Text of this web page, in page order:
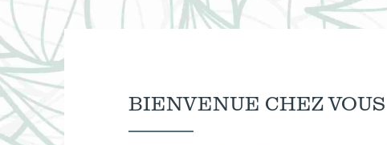
BIENVENUE CHEZ VOUS